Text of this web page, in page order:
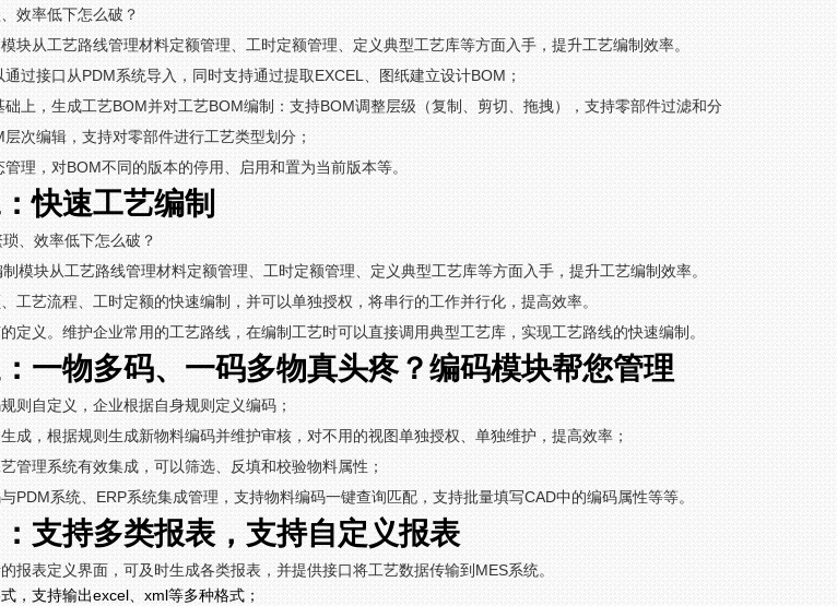
效率低下怎么破？
块从工艺路线管理材料定额管理、工时定额管理、定义典型工艺库等方面入手，提升工艺编制效率。
过接口从PDM系统导入，同时支持通过提取EXCEL、图纸建立设计BOM；
础上，生成工艺BOM并对工艺BOM编制：支持BOM调整层级（复制、剪切、拖拽），支持零部件过滤和分
次编辑，支持对零部件进行工艺类型划分；
理，对BOM不同的版本的停用、启用和置为当前版本等。
快速工艺编制
、效率低下怎么破？
模块从工艺路线管理材料定额管理、工时定额管理、定义典型工艺库等方面入手，提升工艺编制效率。
工艺流程、工时定额的快速编制，并可以单独授权，将串行的工作并行化，提高效率。
定义。维护企业常用的工艺路线，在编制工艺时可以直接调用典型工艺库，实现工艺路线的快速编制。
一物多码、一码多物真头疼？编码模块帮您管理
则自定义，企业根据自身规则定义编码；
成，根据规则生成新物料编码并维护审核，对不用的视图单独授权、单独维护，提高效率；
管理系统有效集成，可以筛选、反填和校验物料属性；
PDM系统、ERP系统集成管理，支持物料编码一键查询匹配，支持批量填写CAD中的编码属性等等。
支持多类报表，支持自定义报表
报表定义界面，可及时生成各类报表，并提供接口将工艺数据传输到MES系统。
，支持输出excel、xml等多种格式；